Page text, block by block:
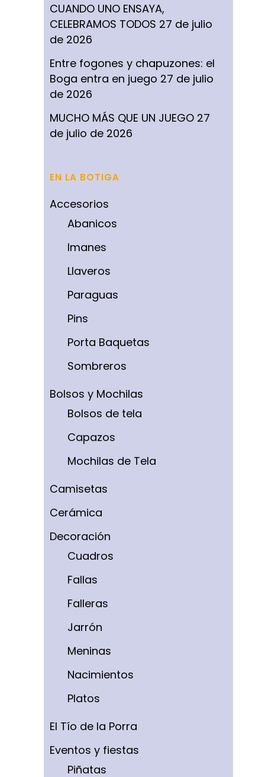
CUANDO UNO ENSAYA,
CELEBRAMOS TODOS 27 de julio
de 2026
Entre fogones y chapuzones: el
Boga entra en juego 27 de julio
de 2026
MUCHO MÁS QUE UN JUEGO 27
de julio de 2026
EN LA BOTIGA
Accesorios
Abanicos
Imanes
Llaveros
Paraguas
Pins
Porta Baquetas
Sombreros
Bolsos y Mochilas
Bolsos de tela
Capazos
Mochilas de Tela
Camisetas
Cerámica
Decoración
Cuadros
Fallas
Falleras
Jarrón
Meninas
Nacimientos
Platos
El Tío de la Porra
Eventos y fiestas
Piñatas